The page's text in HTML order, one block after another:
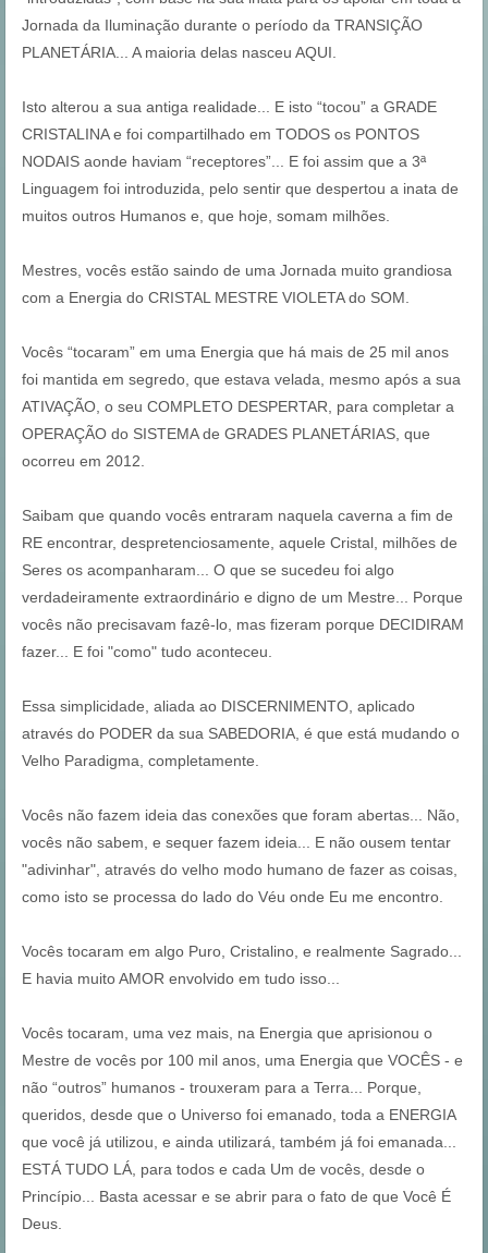
Jornada da Iluminação durante o período da TRANSIÇÃO
PLANETÁRIA... A maioria delas nasceu AQUI.
Isto alterou a sua antiga realidade... E isto “tocou” a GRADE
CRISTALINA e foi compartilhado em TODOS os PONTOS
NODAIS aonde haviam “receptores”... E foi assim que a 3ª
Linguagem foi introduzida, pelo sentir que despertou a inata de
muitos outros Humanos e, que hoje, somam milhões.
Mestres, vocês estão saindo de uma Jornada muito grandiosa
com a Energia do CRISTAL MESTRE VIOLETA do SOM.
Vocês “tocaram” em uma Energia que há mais de 25 mil anos
foi mantida em segredo, que estava velada, mesmo após a sua
ATIVAÇÃO, o seu COMPLETO DESPERTAR, para completar a
OPERAÇÃO do SISTEMA de GRADES PLANETÁRIAS, que
ocorreu em 2012.
Saibam que quando vocês entraram naquela caverna a fim de
RE encontrar, despretenciosamente, aquele Cristal, milhões de
Seres os acompanharam... O que se sucedeu foi algo
verdadeiramente extraordinário e digno de um Mestre... Porque
vocês não precisavam fazê-lo, mas fizeram porque DECIDIRAM
fazer... E foi "como" tudo aconteceu.
Essa simplicidade, aliada ao DISCERNIMENTO, aplicado
através do PODER da sua SABEDORIA, é que está mudando o
Velho Paradigma, completamente.
Vocês não fazem ideia das conexões que foram abertas... Não,
vocês não sabem, e sequer fazem ideia... E não ousem tentar
"adivinhar", através do velho modo humano de fazer as coisas,
como isto se processa do lado do Véu onde Eu me encontro.
Vocês tocaram em algo Puro, Cristalino, e realmente Sagrado...
E havia muito AMOR envolvido em tudo isso...
Vocês tocaram, uma vez mais, na Energia que aprisionou o
Mestre de vocês por 100 mil anos, uma Energia que VOCÊS - e
não “outros” humanos - trouxeram para a Terra... Porque,
queridos, desde que o Universo foi emanado, toda a ENERGIA
que você já utilizou, e ainda utilizará, também já foi emanada...
ESTÁ TUDO LÁ, para todos e cada Um de vocês, desde o
Princípio... Basta acessar e se abrir para o fato de que Você É
Deus.